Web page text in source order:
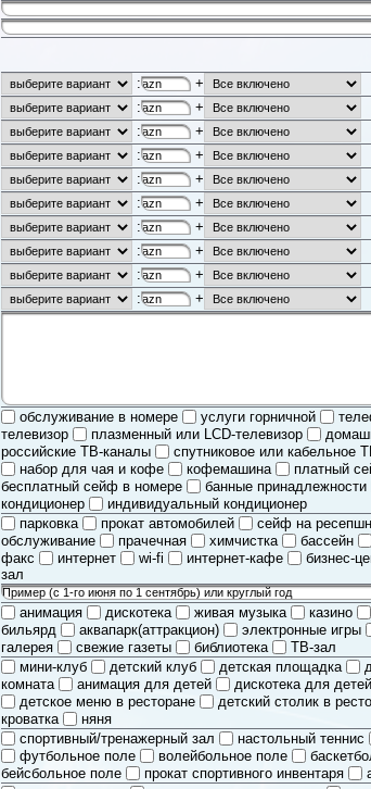
:
+
:
+
:
+
:
+
:
+
:
+
:
+
:
+
:
+
:
+
обслуживание в номере услуги горничной
телевизор
плазменный или LCD-телевизор
российские ТВ-каналы
спутниковое или кабельное
набор для чая и кофе
кофемашина
платный
бесплатный сейф в номере
банные принадлежности
кондиционер
индивидуальный кондиционер
парковка прокат автомобилей сейф на ресепшн
обслуживание
прачечная химчистка бассейн
факс
интернет wi-fi интернет-кафе бизнес-
зал
анимация дискотека живая музыка казино
бильярд
аквапарк(аттракцион) электронные игры
галерея
свежие газеты библиотека
ТВ-зал
мини-клуб детский клуб детская площадка
комната
анимация для детей дискотека для детей
детское меню в ресторане
детский столик в
кроватка
няня
спортивный/тренажерный зал настольный теннис
футбольное поле
волейбольное поле
бейсбольное поле
прокат спортивного инвентаря